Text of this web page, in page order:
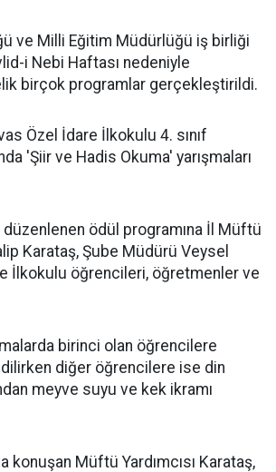
ve Milli Eğitim Müdürlüğü iş birliği
i Nebi Haftası nedeniyle
birçok programlar gerçekleştirildi.
Özel İdare İlkokulu 4. sınıf
'Şiir ve Hadis Okuma' yarışmaları
düzenlenen ödül programına İl Müftü
Karataş, Şube Müdürü Veysel
İlkokulu öğrencileri, öğretmenler ve
birinci olan öğrencilere
diğer öğrencilere ise din
meyve suyu ve kek ikramı
konuşan Müftü Yardımcısı Karataş,